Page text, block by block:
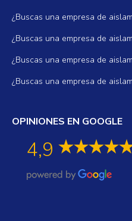
¿Buscas una empresa de
¿Buscas una empresa de
¿Buscas una empresa de
¿Buscas una empresa de
OPINIONES EN GOOGLE
4,9